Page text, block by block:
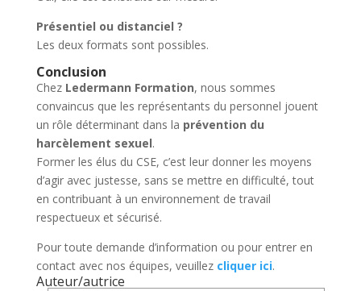
Présentiel ou distanciel ?
Les deux formats sont possibles.
Conclusion
Chez Ledermann Formation, nous sommes
convaincus que les représentants du personnel jouent
un rôle déterminant dans la prévention du
harcèlement sexuel.
Former les élus du CSE, c’est leur donner les moyens
d’agir avec justesse, sans se mettre en difficulté, tout
en contribuant à un environnement de travail
respectueux et sécurisé.
Pour toute demande d’information ou pour entrer en
contact avec nos équipes, veuillez cliquer ici.
Auteur/autrice